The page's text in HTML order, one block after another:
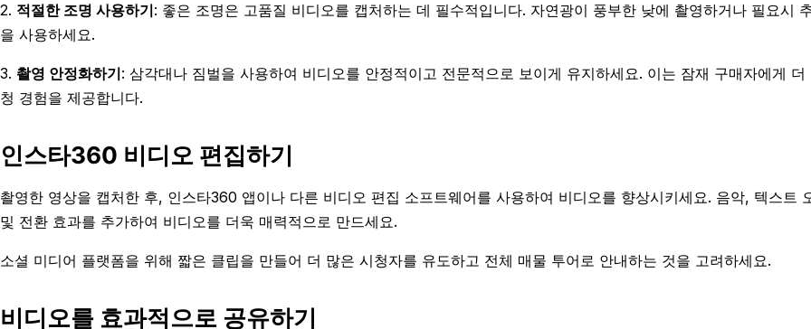
2. 적절한 조명 사용하기: 좋은 조명은 고품질 비디오를 캡처하는 데 필수적입니다. 자연광이 풍부한 낮에 촬영하거나 필요시
을 사용하세요.
3. 촬영 안정화하기: 삼각대나 짐벌을 사용하여 비디오를 안정적이고 전문적으로 보이게 유지하세요. 이는 잠재 구매자에게 더
청 경험을 제공합니다.
인스타360 비디오 편집하기
촬영한 영상을 캡처한 후, 인스타360 앱이나 다른 비디오 편집 소프트웨어를 사용하여 비디오를 향상시키세요. 음악, 텍스트
및 전환 효과를 추가하여 비디오를 더욱 매력적으로 만드세요.
소셜 미디어 플랫폼을 위해 짧은 클립을 만들어 더 많은 시청자를 유도하고 전체 매물 투어로 안내하는 것을 고려하세요.
비디오를 효과적으로 공유하기